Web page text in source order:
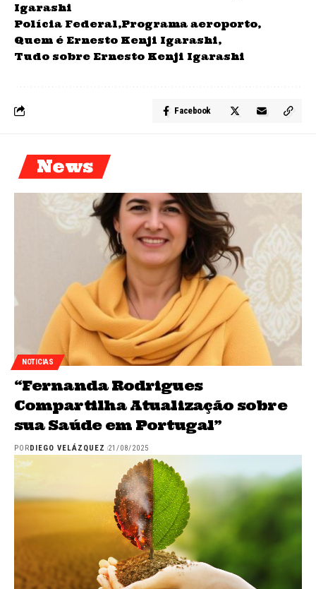
Igarashi
Polícia Federal Programa aeroporto
Quem é Ernesto Kenji Igarashi
Tudo sobre Ernesto Kenji Igarashi
Facebook
News
NOTICIAS
“Fernanda Rodrigues
Compartilha Atualização sobre
sua Saúde em Portugal”
PORDIEGO VELÁZQUEZ 21/08/2025